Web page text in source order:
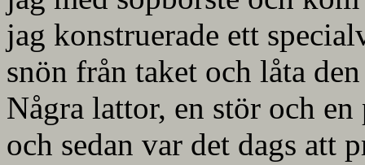
jag konstruerade ett
snön från taket och låta
Några lattor, en stör och
och sedan var det dags att